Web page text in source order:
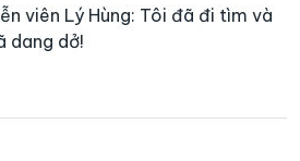
viên Lý Hùng: Tôi đã đi tìm và
dang dở!